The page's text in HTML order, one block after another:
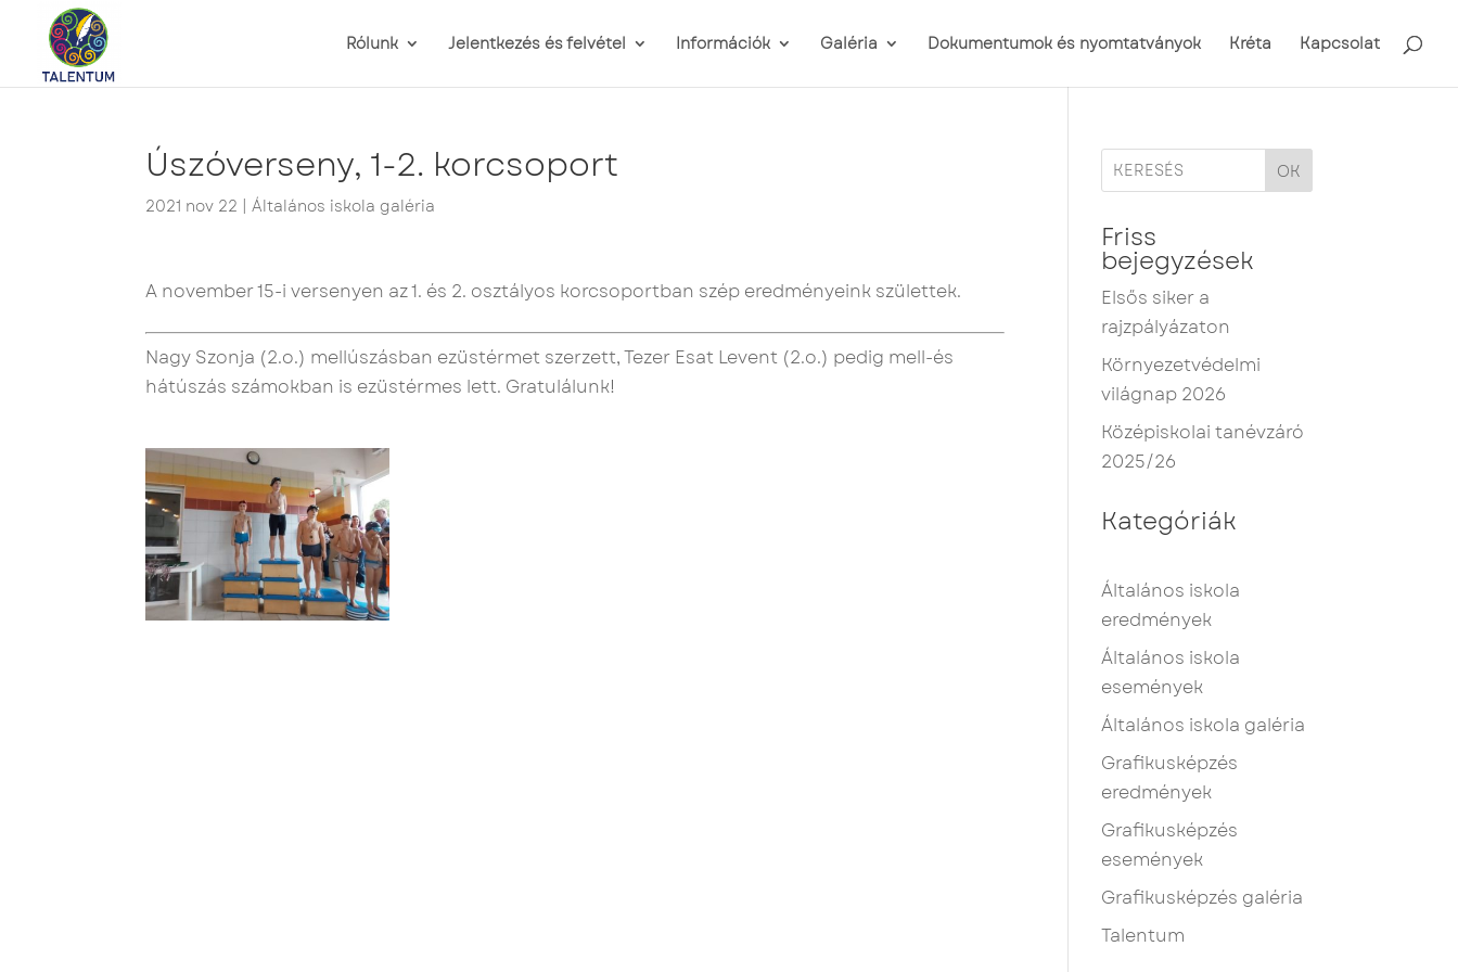
Rólunk Jelentkezés és felvétel Információk Galéria Dokumentumok és nyomtatványok Kréta Kapcsolat
Úszóverseny, 1-2. korcsoport
2021 nov 22 |Általános iskola galéria
A november 15-i versenyen az 1. és 2. osztályos korcsoportban szép eredményeink születtek.
Nagy Szonja (2.o.) mellúszásban ezüstérmet szerzett, Tezer Esat Levent (2.o.) pedig mell-és
hátúszás számokban is ezüstérmes lett. Gratulálunk!
OK
Friss
bejegyzések
Elsős siker a
rajzpályázaton
Környezetvédelmi
világnap 2026
Középiskolai tanévzáró
2025/26
Kategóriák
Általános iskola
eredmények
Általános iskola
események
Általános iskola galéria
Grafikusképzés
eredmények
Grafikusképzés
események
Grafikusképzés galéria
Talentum